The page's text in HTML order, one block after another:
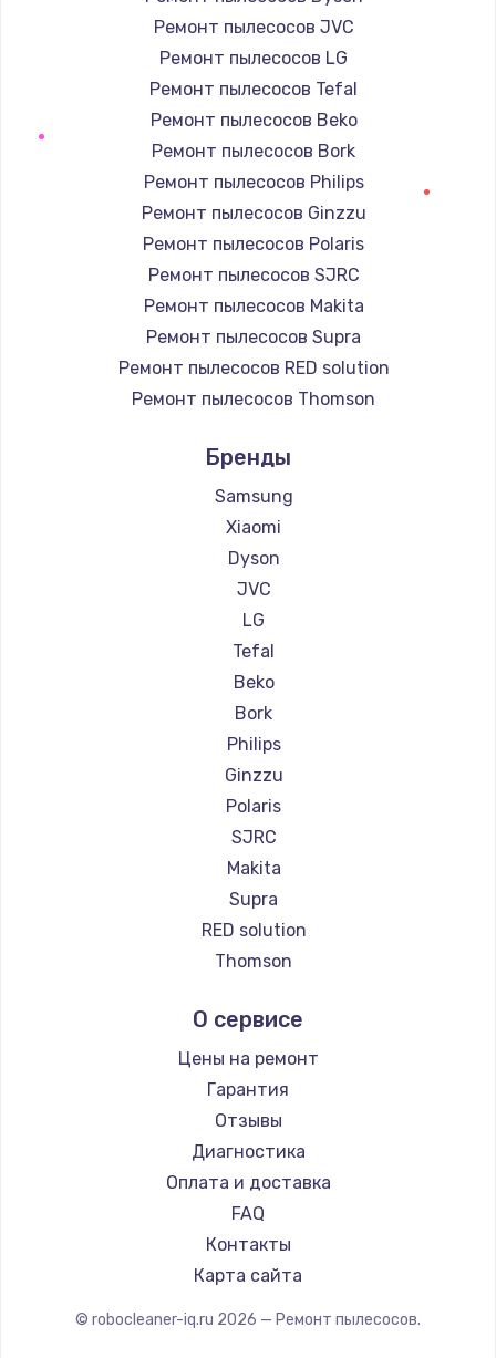
Ремонт пылесосов JVC
Ремонт пылесосов LG
Ремонт пылесосов Tefal
Ремонт пылесосов Beko
Ремонт пылесосов Bork
Ремонт пылесосов Philips
Ремонт пылесосов Ginzzu
Ремонт пылесосов Polaris
Ремонт пылесосов SJRC
Ремонт пылесосов Makita
Ремонт пылесосов Supra
Ремонт пылесосов RED solution
Ремонт пылесосов Thomson
Ремонт пылесосов lydsto
Ремонт пылесосов Atvel
Ремонт пылесосов Tineco
Ремонт пылесосов Tuvio
Ремонт пылесосов Clever clean
Ремонт пылесосов DEXP
Ремонт пылесосов Haier
Ремонт пылесосов Pioneer
Ремонт пылесосов Electrolux
Ремонт пылесосов Grundig
Ремонт пылесосов BBK
Ремонт пылесосов Scarlett
Ремонт пылесосов Kyvol
Ремонт пылесосов Eigen
Ремонт пылесосов Honor
Ремонт пылесосов Qyron
Ремонт пылесосов Doffler
Ремонт пылесосов Bosch
Ремонт пылесосов Elitech
Ремонт пылесосов STIHL
Ремонт пылесосов Kirby
Бренды
Samsung
Xiaomi
Dyson
JVC
LG
Tefal
Beko
Bork
Philips
Ginzzu
Polaris
SJRC
Makita
Supra
RED solution
Thomson
lydsto
Atvel
Tineco
Tuvio
Clever clean
DEXP
Haier
Pioneer
Electrolux
О сервисе
Цены на ремонт
Гарантия
Отзывы
Диагностика
Оплата и доставка
FAQ
Контакты
Карта сайта
© robocleaner-iq.ru 2026 — Ремонт пылесосов.